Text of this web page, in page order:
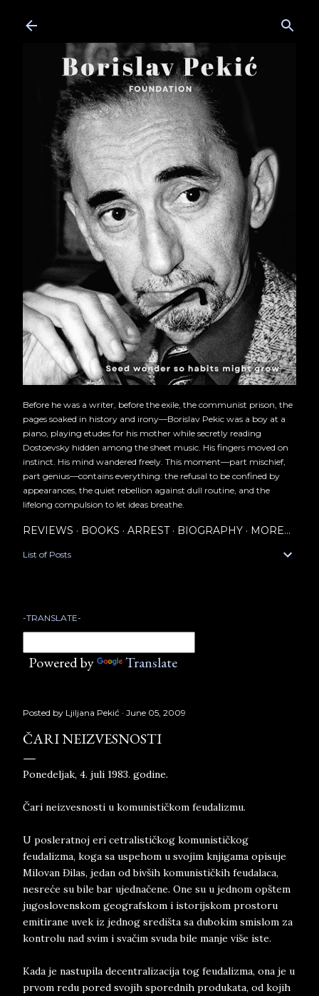
Before he was a writer, before the exile, the communist prison, the
pages soaked in history and irony—Borislav Pekic was a boy at a
piano, playing etudes for his mother while secretly reading
Dostoevsky hidden among the sheet music. His fingers moved on
instinct. His mind wandered freely. This moment—part mischief,
part genius—contains everything: the refusal to be confined by
appearances, the quiet rebellion against dull routine, and the
lifelong compulsion to let ideas breathe.
REVIEWS BOOKS ARREST BIOGRAPHY MORE…
List of Posts
-TRANSLATE-
Powered by Translate
Posted by Ljiljana Pekić June 05, 2009
ČARI NEIZVESNOSTI
Ponedeljak, 4. juli 1983. godine.
Čari neizvesnosti u komunističkom feudalizmu.
U posleratnoj eri cetralističkog komunističkog
feudalizma, koga sa uspehom u svojim knjigama opisuje
Milovan Đilas, jedan od bivših komunističkih feudalaca,
nesreće su bile bar ujednačene. One su u jednom opštem
jugoslovenskom geografskom i istorijskom prostoru
emitirane uvek iz jednog središta sa dubokim smislom za
kontrolu nad svim i svačim svuda bile manje više iste.
Kada je nastupila decentralizacija tog feudalizma, ona je u
prvom redu pored svojih sporednih produkata, od kojih